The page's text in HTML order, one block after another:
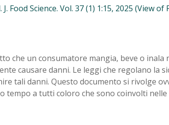
J. Food Science. Vol. 37 (1) 1:15, 2025 (View
che un consumatore mangia, beve o inala
causare danni. Le leggi che regolano la
tali danni. Questo documento si rivolge
tempo a tutti coloro che sono coinvolti